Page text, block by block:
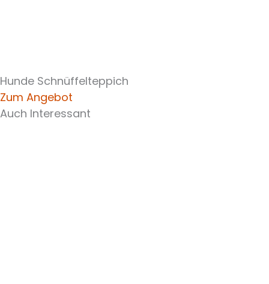
Hunde Schnüffelteppich
Zum Angebot
Auch Interessant